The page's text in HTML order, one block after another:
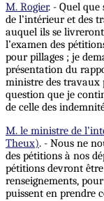
M. Rogier. - Quel
de l’intérieur et des
auquel ils se
l’examen des
pour pillages ; je
présentation du
ministre des travaux
question que je
de celle des
M. le ministre de
Theux). - Nous ne
des pétitions à nos
pétitions devront
renseignements,
puissent en prendre